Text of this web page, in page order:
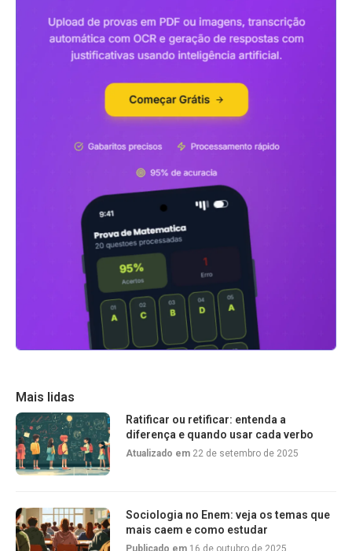
Mais lidas
Ratificar ou retificar: entenda a
diferença e quando usar cada verbo
Atualizado em 22 de setembro de 2025
Sociologia no Enem: veja os temas que
mais caem e como estudar